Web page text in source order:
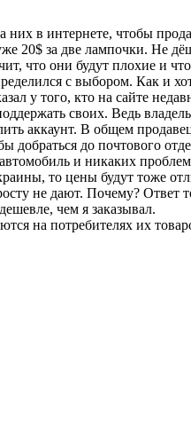
в интернете, чтобы
20$ за две лампочки. Не
что они будут плохие и
с выбором. Как и
у того, кто на сайте
своих. Ведь
аккаунт. В общем
добраться до почтового
и никаких
то цены будут тоже
не дают. Почему?
чем я заказывал.
на потребителях их